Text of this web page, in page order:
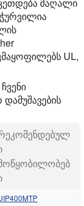
მაღალი
UL,